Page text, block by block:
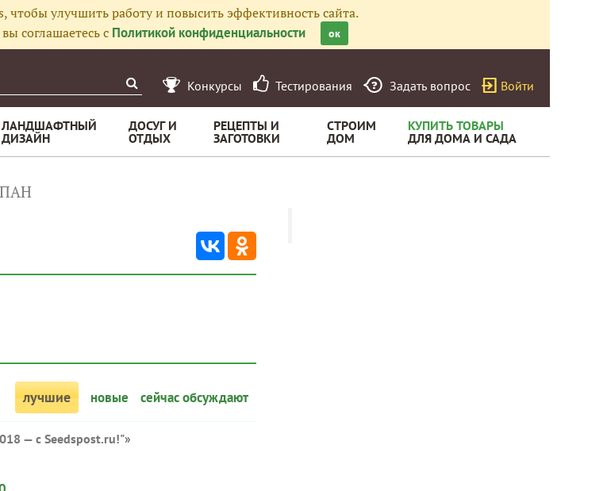
чтобы улучшить работу и повысить эффективность сайта.
соглашаетесь с Политикой конфиденциальности ок
Конкурсы Тестирования Задать вопрос Войти
ЛАНДШАФТНЫЙ
ДИЗАЙН
ДОСУГ И
ОТДЫХ
РЕЦЕПТЫ И
ЗАГОТОВКИ
СТРОИМ
ДОМ
КУПИТЬ ТОВАРЫ
ДЛЯ ДОМА И САДА
лучшие новые сейчас обсуждают
— с Seedspost.ru!"»